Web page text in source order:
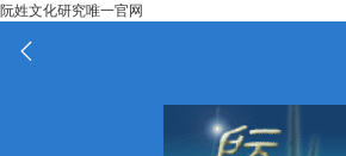
阮姓文化研究唯一官网